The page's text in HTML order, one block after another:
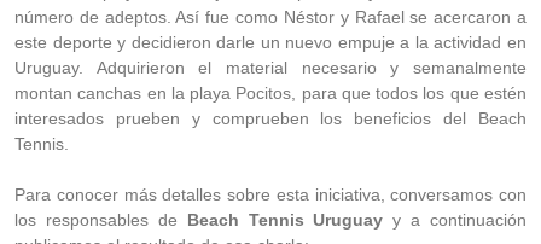
número de adeptos. Así fue como Néstor y Rafael se acercaron a
este deporte y decidieron darle un nuevo empuje a la actividad en
Uruguay. Adquirieron el material necesario y semanalmente
montan canchas en la playa Pocitos, para que todos los que estén
interesados prueben y comprueben los beneficios del Beach
Tennis.
Para conocer más detalles sobre esta iniciativa, conversamos con
los responsables de Beach Tennis Uruguay y a continuación